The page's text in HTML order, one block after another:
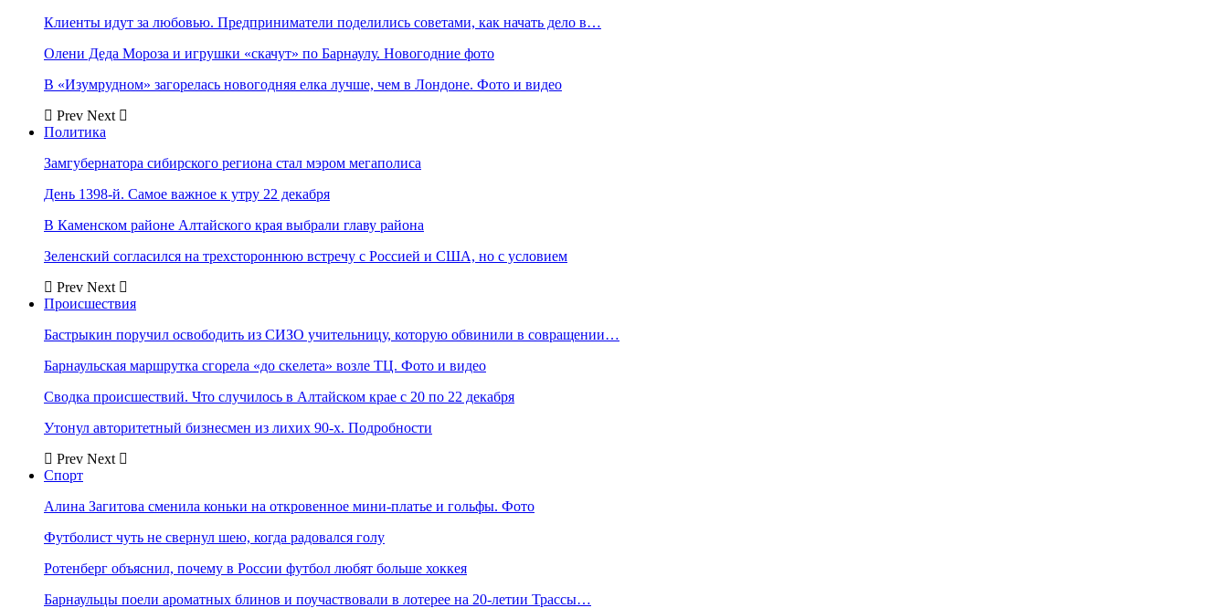
Клиенты идут за любовью. Предприниматели поделились советами, как начать дело в…
Олени Деда Мороза и игрушки «скачут» по Барнаулу. Новогодние фото
В «Изумрудном» загорелась новогодняя елка лучше, чем в Лондоне. Фото и видео
Prev Next
Политика
Замгубернатора сибирского региона стал мэром мегаполиса
День 1398-й. Самое важное к утру 22 декабря
В Каменском районе Алтайского края выбрали главу района
Зеленский согласился на трехстороннюю встречу с Россией и США, но с условием
Prev Next
Происшествия
Бастрыкин поручил освободить из СИЗО учительницу, которую обвинили в совращении…
Барнаульская маршрутка сгорела «до скелета» возле ТЦ. Фото и видео
Сводка происшествий. Что случилось в Алтайском крае с 20 по 22 декабря
Утонул авторитетный бизнесмен из лихих 90-х. Подробности
Prev Next
Спорт
Алина Загитова сменила коньки на откровенное мини-платье и гольфы. Фото
Футболист чуть не свернул шею, когда радовался голу
Ротенберг объяснил, почему в России футбол любят больше хоккея
Барнаульцы поели ароматных блинов и поучаствовали в лотерее на 20-летии Трассы…